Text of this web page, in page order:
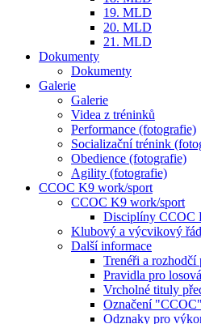
19. MLD
20. MLD
21. MLD
Dokumenty
Dokumenty
Galerie
Galerie
Videa z tréninků
Performance (fotografie)
Socializační trénink
Obedience (fotografie)
Agility (fotografie)
CCOC K9 work/sport
CCOC K9 work/sport
Disciplíny CCOC
Klubový a výcvikový řád
Další informace
Trenéři a rozhodčí
Pravidla pro
Vrcholné tituly
Označení
Odznaky pro